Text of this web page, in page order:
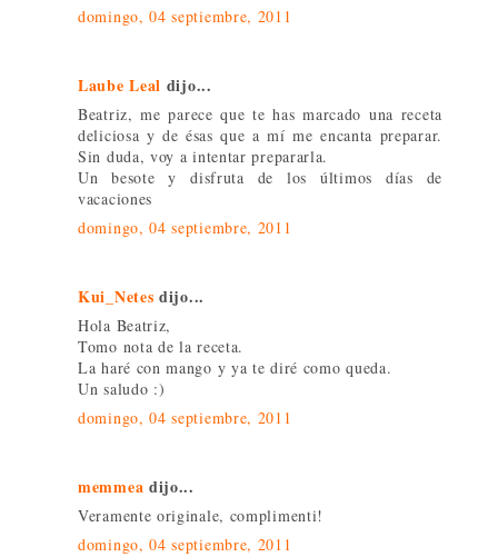
domingo, 04 septiembre, 2011
Laube Leal dijo...
Beatriz, me parece que te has marcado una receta
deliciosa y de ésas que a mí me encanta preparar.
Sin duda, voy a intentar prepararla.
Un besote y disfruta de los últimos días de
vacaciones
domingo, 04 septiembre, 2011
Kui_Netes dijo...
Hola Beatriz,
Tomo nota de la receta.
La haré con mango y ya te diré como queda.
Un saludo :)
domingo, 04 septiembre, 2011
memmea dijo...
Veramente originale, complimenti!
domingo, 04 septiembre, 2011